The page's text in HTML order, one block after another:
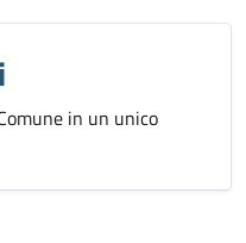
in un unico